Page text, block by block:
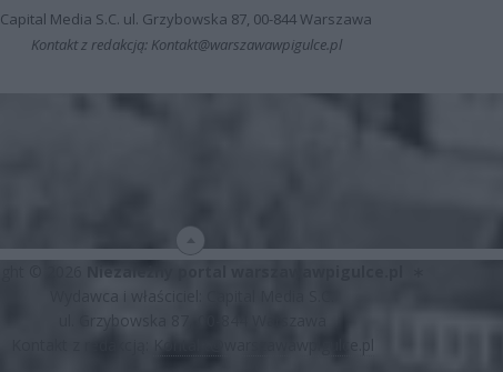
Capital Media S.C. ul. Grzybowska 87, 00-844 Warszawa
Kontakt z redakcją: Kontakt@warszawawpigulce.pl
Niezależny portal warszawawpigulce.pl
Wydawca i właściciel: Capital Media S.C.
ul. Grzybowska 87, 00-844 Warszawa